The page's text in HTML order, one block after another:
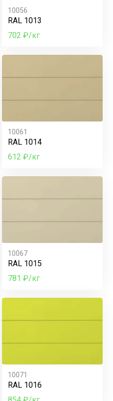
10056
RAL 1013
702 ₽/кг
10061
RAL 1014
612 ₽/кг
10067
RAL 1015
781 ₽/кг
10071
RAL 1016